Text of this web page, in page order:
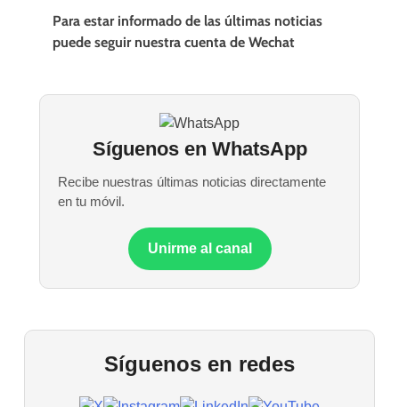
Para estar informado de las últimas noticias
puede seguir nuestra cuenta de Wechat
Síguenos en WhatsApp
Recibe nuestras últimas noticias directamente
en tu móvil.
Unirme al canal
Síguenos en redes